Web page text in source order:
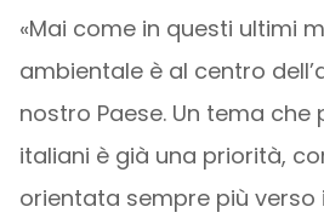
«Mai come in questi ultimi
ambientale è al centro
nostro Paese. Un tema che
italiani è già una priorità,
orientata sempre più